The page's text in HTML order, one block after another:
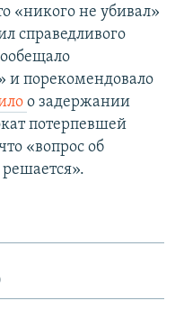
«никого не убивал»
справедливого
и порекомендовало
о задержании
потерпевшей
«вопрос об